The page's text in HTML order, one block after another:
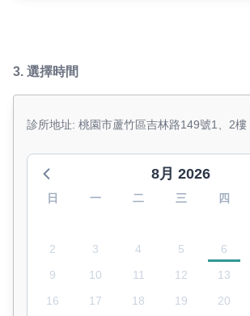
3. 選擇時間
診所地址: 桃園市蘆竹區吉林路149號1、2樓
8月 2026
日 一 二 三 四
2
3 4 5 6
9
10 11 12 13
16
17 18 19 20